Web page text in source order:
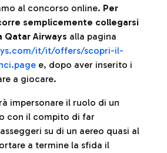
al concorso online. Per
semplicemente collegarsi
Qatar Airways alla pagina
it/it/offers/scopri-il-
e, dopo aver inserito i
a giocare.
impersonare il ruolo di un
con il compito di far
su di un aereo quasi al
a termine la sfida il